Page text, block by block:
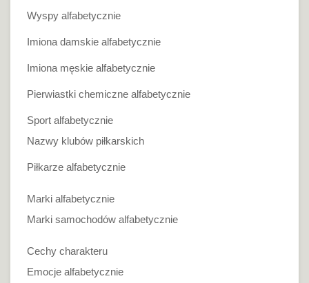
Wyspy alfabetycznie
Imiona damskie alfabetycznie
Imiona męskie alfabetycznie
Pierwiastki chemiczne alfabetycznie
Sport alfabetycznie
Nazwy klubów piłkarskich
Piłkarze alfabetycznie
Marki alfabetycznie
Marki samochodów alfabetycznie
Cechy charakteru
Emocje alfabetycznie